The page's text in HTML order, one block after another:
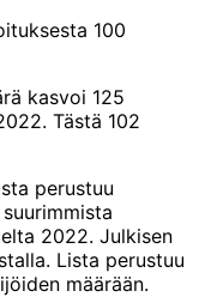
kasvoi 125
Tästä 102
perustuu
2022. Julkisen
Lista perustuu
määrään.